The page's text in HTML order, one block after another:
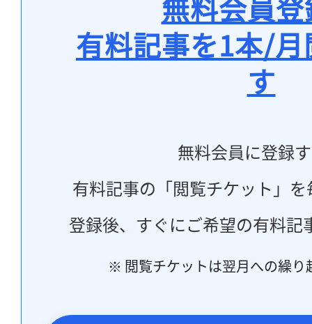
無料会員
有料記事を1本/
す
無料会員に登録
有料記事の「閲覧チケット」
登録後、すぐにご希望の有料記
※ 閲覧チケットは翌月への繰り